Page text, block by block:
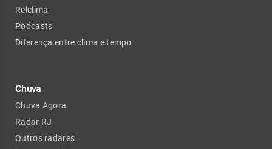
Relclima
Podcasts
Diferença entre clima e tempo
Chuva
Chuva Agora
Radar RJ
Outros radares